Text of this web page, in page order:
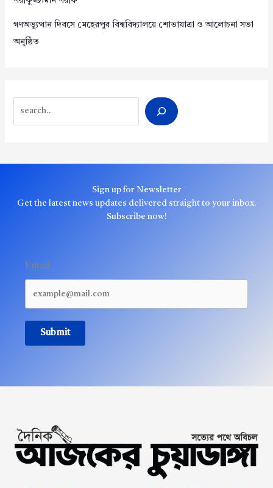
গণঅভ্যুত্থান দিবসে মেহেরপুর বিশ্ববিদ্যালয়ে শোভাযাত্রা ও আলোচনা সভা
অনুষ্ঠিত
Sign up for Newsletter
Get the latest news updates delivered straight to your inbox.
Subscribe now!
Email
Submit